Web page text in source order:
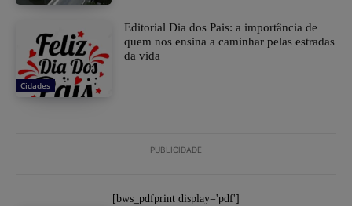
Cidades
Editorial Dia dos Pais: a importância de
quem nos ensina a caminhar pelas estradas
da vida
PUBLICIDADE
[bws_pdfprint display='pdf']